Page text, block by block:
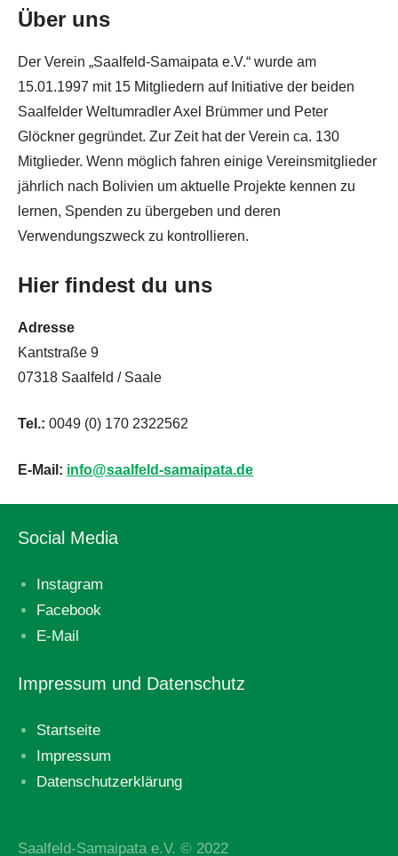
Über uns
Der Verein „Saalfeld-Samaipata e.V.“ wurde am
15.01.1997 mit 15 Mitgliedern auf Initiative der beiden
Saalfelder Weltumradler Axel Brümmer und Peter
Glöckner gegründet. Zur Zeit hat der Verein ca. 130
Mitglieder. Wenn möglich fahren einige Vereinsmitglieder
jährlich nach Bolivien um aktuelle Projekte kennen zu
lernen, Spenden zu übergeben und deren
Verwendungszweck zu kontrollieren.
Hier findest du uns
Adresse
Kantstraße 9
07318 Saalfeld / Saale
Tel.: 0049 (0) 170 2322562
E-Mail: info@saalfeld-samaipata.de
Social Media
Instagram
Facebook
E-Mail
Impressum und Datenschutz
Startseite
Impressum
Datenschutzerklärung
Saalfeld-Samaipata e.V. © 2022